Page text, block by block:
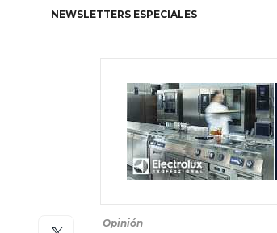
NEWSLETTERS ESPECIALES
Opinión